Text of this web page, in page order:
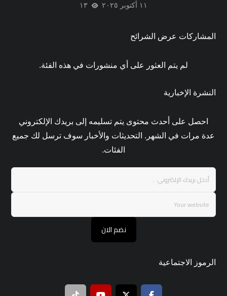
١١ أكتوبر ٢٠٢٥ ١٣
المشاركات عرض الشرائح
لم يتم العثور على أي منشورات في هذه الفئة.
النشرة الإخبارية
احصل على أحدث محتوى يتم تسليمه إلى بريدك الإلكتروني
عدة مرات في الشهر. التحديثات والأخبار سوف ترسل لك جميع
الفئات.
نضم الان
الرموز الاجتماعية